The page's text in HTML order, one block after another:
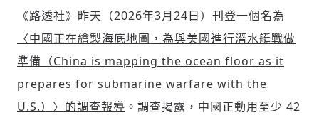
《路透社》昨天（2026年3月24日） 刊登一個名為
〈中國正在繪製海底地圖，為與美國進行潛水艇戰做
準備（China is mapping the ocean floor as it
prepares for submarine warfare with the
U.S.）〉的調查報導 。調查揭露，中國正動用至少 42